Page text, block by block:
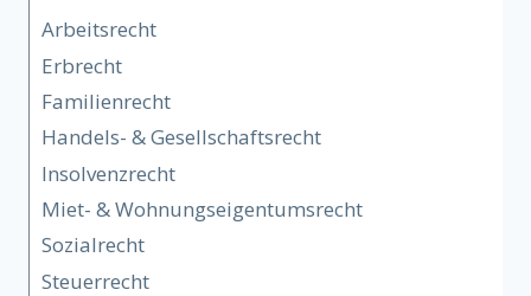
Arbeitsrecht
Erbrecht
Familienrecht
Handels- & Gesellschaftsrecht
Insolvenzrecht
Miet- & Wohnungseigentumsrecht
Sozialrecht
Steuerrecht